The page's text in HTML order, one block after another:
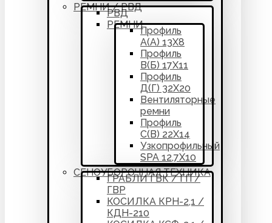
РЕМНИ / РВД
РВД
РЕМНИ
Профиль
А(А) 13Х8
Профиль
В(Б) 17Х11
Профиль
Д(Г) 32Х20
Вентиляторные
ремни
Профиль
С(В) 22Х14
Узкопрофильный
SPA 12,7Х10
СЕНОУБОРОЧНАЯ ТЕХНИКА
ГРАБЛИ ГВК / ГП /
ГВР
КОСИЛКА КРН-2,1 /
КДН-210